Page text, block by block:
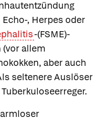
Echo-, Herpes oder
-(FSME)-
(vor allem
aber auch
seltenere Auslöser